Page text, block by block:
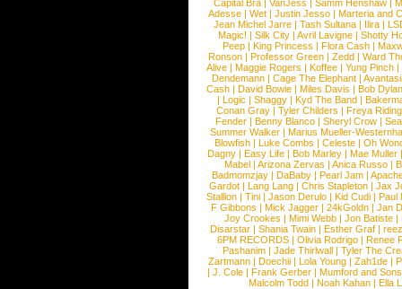
Capital Bra |VanJess |Samm Henshaw |
Adesse |Wet |Justin Jesso |Marteria and
Jean Michel Jarre |Tash Sultana | Ilira |
Magic! | Silk City | Avril Lavigne | Shotty
Peep |King Princess |Flora Cash |
Ronson |Professor Green |Zedd |Ward
Alive |Maggie Rogers |Koffee |Yung Pinch |
Dendemann |Cage The Elephant |
Cash | David Bowie | Miles Davis | Bob Dylan
|Logic |Shaggy |Kyd The Band |
Conan Gray |Tyler Childers |Freya
Fender |Benny Blanco |Sheryl Crow |
Summer Walker |Marius Mueller-
Blowfish | Luke Combs | Celeste | Oh
Dagny |Easy Life |Bob Marley |Mae Muller
Mabel |Arizona Zervas |Anica Russo |
Badmomzjay |DaBaby |Pearl Jam |
Gardot | Lang Lang | Chris Stapleton | Jax
Stallion |Tini |Jason Derulo |Kid Cudi |Paul
F Gibbons | Mick Jagger | 24kGoldn | Jan
Joy Crookes | Mimi Webb | Jon Batiste |
Disarstar | Shania Twain | Esther Graf |
6PM RECORDS | Olivia Rodrigo | Renee
Pashanim |Jade Thirlwall |Tyler The
Zartmann | Doechii | Lola Young | Zah1de |
| J. Cole | Frank Gerber | Mumford and Sons
Malcolm Todd | Noah Kahan | Ella